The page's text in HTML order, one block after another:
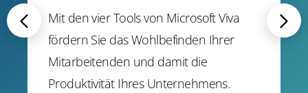
Mit den vier Tools von Microsoft Viva
fördern Sie das Wohlbefinden Ihrer
Mitarbeitenden und damit die
Produktivität Ihres Unternehmens.